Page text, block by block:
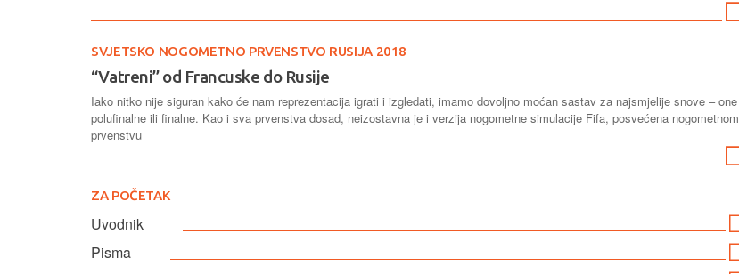
SVJETSKO NOGOMETNO PRVENSTVO RUSIJA 2018
“Vatreni” od Francuske do Rusije
Iako nitko nije siguran kako će nam reprezentacija igrati i izgledati, imamo dovoljno moćan sastav za najsmjelije snove – one
polufinalne ili finalne. Kao i sva prvenstva dosad, neizostavna je i verzija nogometne simulacije Fifa, posvećena nogometnom
prvenstvu
ZA POČETAK
Uvodnik
Pisma